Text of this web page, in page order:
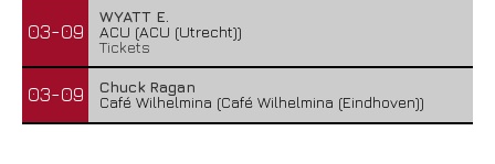
03-09
WYATT E.
ACU (ACU (Utrecht))
Tickets
03-09
Chuck Ragan
Café Wilhelmina (Café Wilhelmina (Eindhoven))